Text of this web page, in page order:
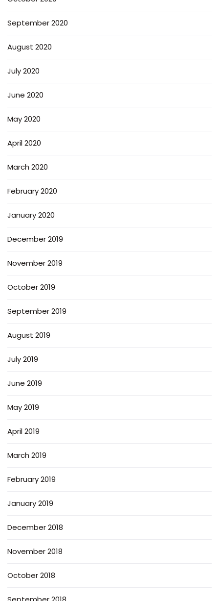
September 2020
August 2020
July 2020
June 2020
May 2020
April 2020
March 2020
February 2020
January 2020
December 2019
November 2019
October 2019
September 2019
August 2019
July 2019
June 2019
May 2019
April 2019
March 2019
February 2019
January 2019
December 2018
November 2018
October 2018